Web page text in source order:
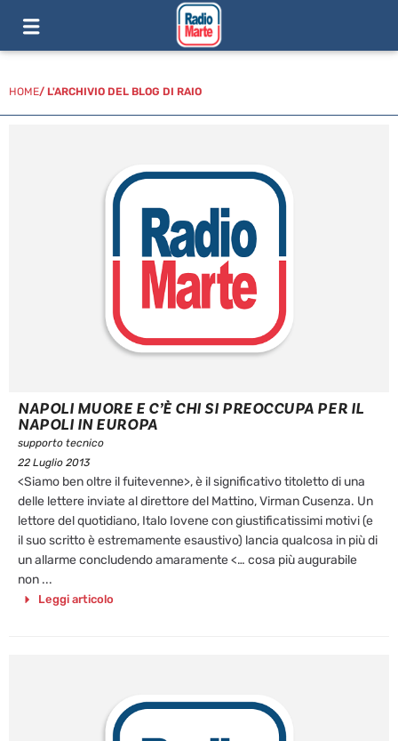
HOME/ L'ARCHIVIO DEL BLOG DI RAIO
NAPOLI MUORE E C’È CHI SI PREOCCUPA PER IL
NAPOLI IN EUROPA
supporto tecnico
22 Luglio 2013
<Siamo ben oltre il fuitevenne>, è il significativo titoletto di una
delle lettere inviate al direttore del Mattino, Virman Cusenza. Un
lettore del quotidiano, Italo Iovene con giustificatissimi motivi (e
il suo scritto è estremamente esaustivo) lancia qualcosa in più di
un allarme concludendo amaramente <… cosa più augurabile
non ...
Leggi articolo